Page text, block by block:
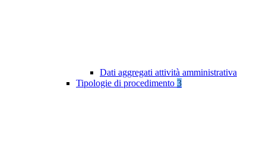
Dati aggregati attività amministrativa
Tipologie di procedimento 3